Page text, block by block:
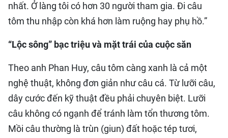
nhất. Ở làng tôi có hơn 30 người tham gia. Đi câu
tôm thu nhập còn khá hơn làm ruộng hay phụ hồ.”
“Lộc sông” bạc triệu và mặt trái của cuộc săn
Theo anh Phan Huy, câu tôm càng xanh là cả một
nghệ thuật, không đơn giản như câu cá. Từ lưỡi câu,
dây cước đến kỹ thuật đều phải chuyên biệt. Lưỡi
câu không có ngạnh để tránh làm tổn thương tôm.
Mồi câu thường là trùn (giun) đất hoặc tép tươi,